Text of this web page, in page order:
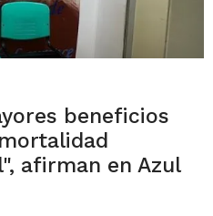
beneficios
afirman en Azul